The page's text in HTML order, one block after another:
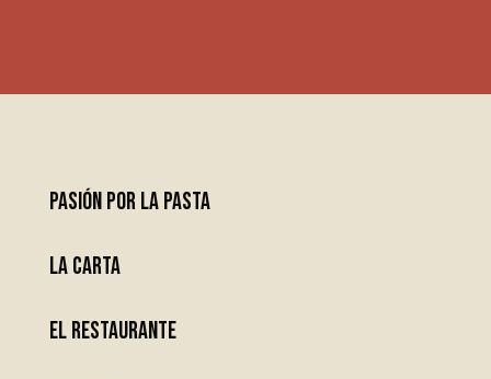
PASIÓN POR LA PASTA
LA CARTA
EL RESTAURANTE